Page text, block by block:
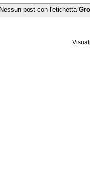
Nessun post con l'etichetta